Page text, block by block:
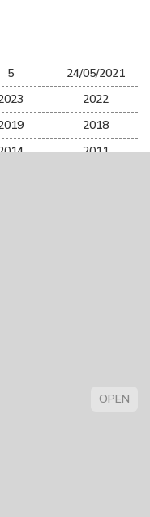
5
24/05/2021
2022
2018
2011
bản quyền duy nhất tại
Comicola
OPEN